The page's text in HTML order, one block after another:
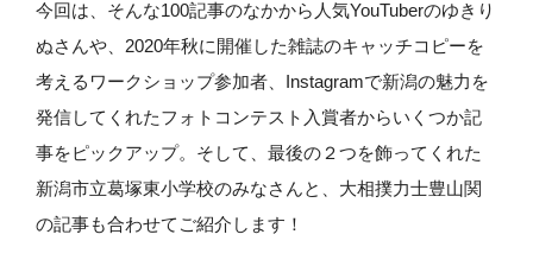
今回は、そんな100記事のなかから人気YouTuberのゆきり
ぬさんや、2020年秋に開催した雑誌のキャッチコピーを
考えるワークショップ参加者、Instagramで新潟の魅力を
発信してくれたフォトコンテスト入賞者からいくつか記
事をピックアップ。そして、最後の２つを飾ってくれた
新潟市立葛塚東小学校のみなさんと、大相撲力士豊山関
の記事も合わせてご紹介します！